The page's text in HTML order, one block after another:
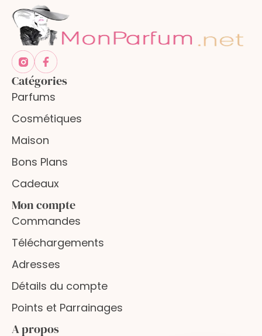
Catégories
Parfums
Cosmétiques
Maison
Bons Plans
Cadeaux
Mon compte
Commandes
Téléchargements
Adresses
Détails du compte
Points et Parrainages
A propos